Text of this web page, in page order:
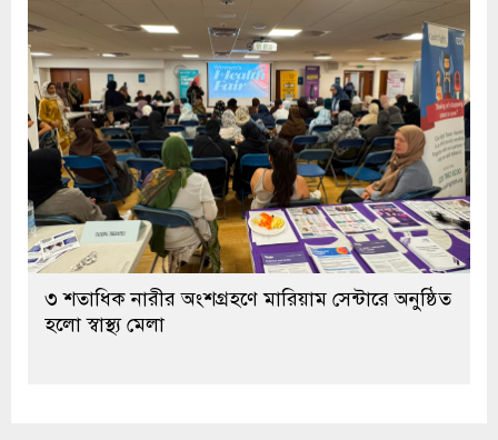
৩ শতাধিক নারীর অংশগ্রহণে মারিয়াম সেন্টারে অনুষ্ঠিত
হলো স্বাস্থ্য মেলা